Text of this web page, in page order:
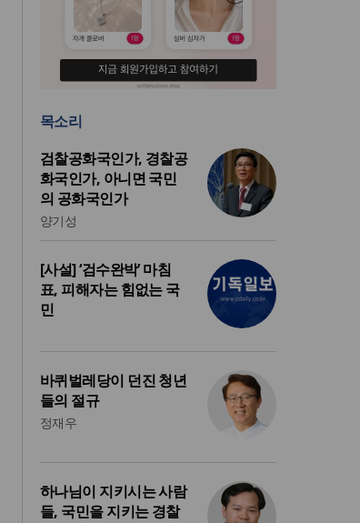
목소리
검찰공화국인가, 경찰공
화국인가, 아니면 국민
의 공화국인가
양기성
[사설] ‘검수완박’ 마침
표, 피해자는 힘없는 국
민
바퀴벌레당이 던진 청년
들의 절규
정재우
하나님이 지키시는 사람
들, 국민을 지키는 경찰